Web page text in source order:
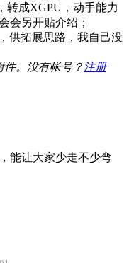
转成XGPU，动手能力
会另开贴介绍；
供拓展思路，我自己没
。没有帐号？ 注册
能让大家少走不少弯